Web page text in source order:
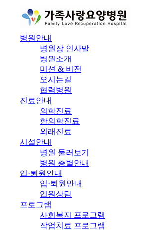
병원안내
병원장 인사말
병원소개
미션 & 비전
오시는길
협력병원
진료안내
의학진료
한의학진료
외래진료
시설안내
병원 둘러보기
병원 층별안내
입·퇴원안내
입·퇴원안내
입원상담
프로그램
사회복지 프로그램
작업치료 프로그램